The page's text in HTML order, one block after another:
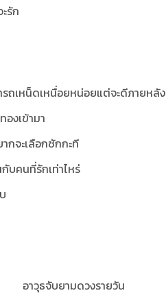
รัก
ถเหน็ดเหนื่อยหน่อยแต่จะดีภายหลัง
องเข้ามา
กจะเลือกซักกะที
บคนที่รักเท่าไหร่
อาวุธจับยามดวงรายวัน